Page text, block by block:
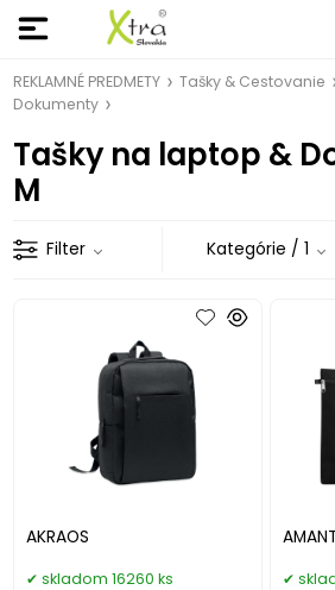
REKLAMNÉ PREDMETY Tašky & Cestovanie
Dokumenty
Tašky na laptop &
M
Filter Kategórie / 1
AKRAOS
skladom 16260 ks